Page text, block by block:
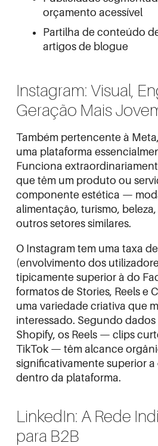
orçamento acessível
Partilha de conteúdo
artigos de blogue
Instagram: Visual,
Geração Mais
Também pertencente à
uma plataforma
Funciona
que têm um produto ou
componente estética —
alimentação, turismo,
outros setores similares.
O Instagram tem uma taxa
(envolvimento dos
tipicamente superior à do
formatos de Stories, Reels e
uma variedade criativa que
interessado. Segundo
Shopify, os Reels — clips
TikTok — têm alcance
significativamente superior
dentro da plataforma.
LinkedIn: A Rede
para B2B